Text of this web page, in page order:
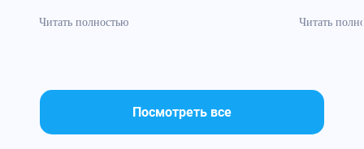
Читать полностью Читать
Посмотреть все